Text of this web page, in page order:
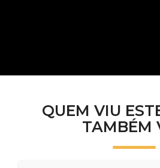
QUEM VIU
TAMBÉM